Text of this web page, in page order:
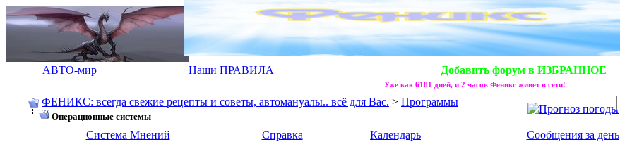
АВТО-мир Наши ПРАВИЛА Добавить форум в ИЗБРАННОЕ
Уже как 6181 дней, и 2 часов Феникс живет в сети!
ФЕНИКС: всегда свежие рецепты и советы, автомануалы.. всё для Вас. > Программы
Операционные системы
Система Мнений
Справка Календарь Сообщения за день